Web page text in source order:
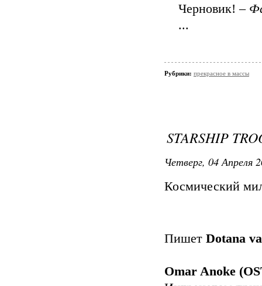
Черновик! –
...
Рубрики: прекрасное в массы
STARSHIP
Четверг, 04 Апреля
Космический
Пишет Dotana
Omar Anoke